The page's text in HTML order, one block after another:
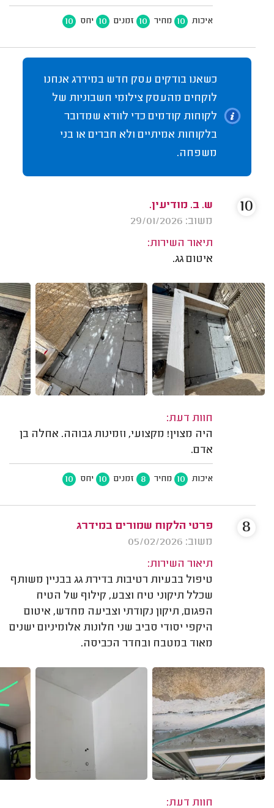
איכות 10 מחיר 10 זמנים 10 יחס 10
כשאנו בודקים עסק חדש במידרג אנחנו
לוקחים מהעסק צילומי חשבוניות של
לקוחות קודמים כדי לוודא שמדובר
בלקוחות אמיתיים ולא חברים או בני
משפחה.
ש. ב. מודיעין.
משוב: 29/01/2026
תיאור השירות:
איטום גג.
חוות דעת:
היה מצוין! מקצועי, וזמינות גבוהה. אחלה בן
אדם.
איכות 10 מחיר 8 זמנים 10 יחס 10
10
פרטי הלקוח שמורים במידרג
משוב: 05/02/2026
תיאור השירות:
טיפול בבעיות רטיבות בדירת גג בבניין משותף
שכלל תיקוני טיח וצבע, קילוף של הטיח
הפגום, תיקון נקודתי וצביעה מחדש, איטום
היקפי יסודי סביב שני חלונות אלומיניום ישנים
מאוד במטבח ובחדר הכביסה.
חוות דעת:
8